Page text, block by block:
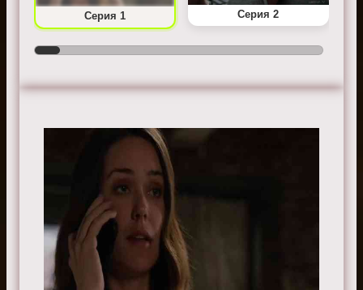
Серия 1 Серия 2